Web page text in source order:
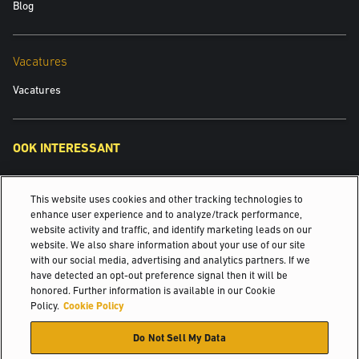
we zijn dankbaar voor de steun. We hebben samengewerkt om van
personeel dat ons heeft gesteund en natuurlijk bedank ik de gasten
voor hun komst en voor het feit dat ze van de inhuldiging een
Blog
Vacatures
Vacatures
OOK INTERESSANT
Detailhandel
Yale Robotics
Onderhoud van uw Yale® Equipment
©2025 Hyster-Yale Materials Handling, Inc., alle rechten
voorbehouden.
Privacybeleid
Beleid voor aanvaardbaar gebruik
This website uses cookies and other tracking technologies to
enhance user experience and to analyze/track performance,
website activity and traffic, and identify marketing leads on our
website. We also share information about your use of our site
with our social media, advertising and analytics partners. If we
have detected an opt-out preference signal then it will be
honored. Further information is available in our Cookie
Policy. Cookie Policy
Do Not Sell My Data